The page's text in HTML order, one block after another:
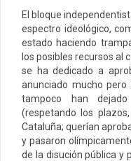
El bloque
espectro ideológico,
estado haciendo
los posibles recursos al
se ha dedicado a
anunciado mucho
tampoco han
(respetando los
Cataluña; querían
y pasaron
de la disución pública y